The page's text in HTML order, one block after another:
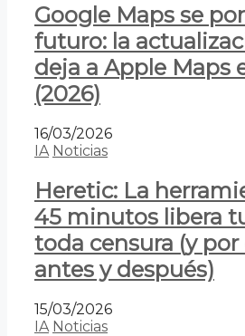
Google Maps se
futuro: la
deja a Apple Maps
(2026)
16/03/2026
IA Noticias
Heretic: La
45 minutos libera
toda censura (y por
antes y después)
15/03/2026
IA Noticias